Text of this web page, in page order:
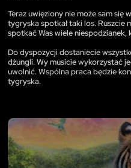
Teraz uwięziony nie może sam
tygryska spotkał taki los. Ruszcie
spotkać Was wiele
Do dyspozycji dostaniecie
dżungli. Wy musicie wykorzystać
uwolnić. Wspólna praca będzie
tygryska.